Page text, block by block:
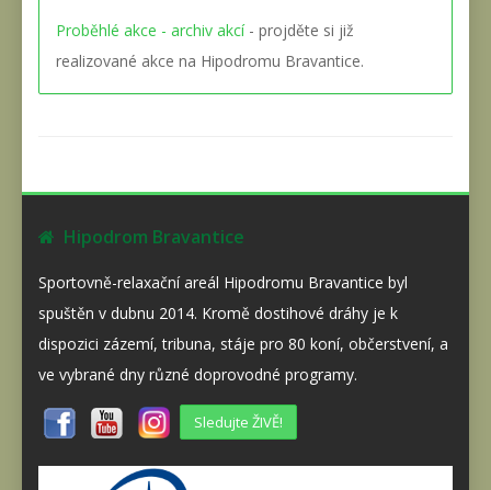
Proběhlé akce - archiv akcí- projděte si již
realizované akce na Hipodromu Bravantice.
Hipodrom Bravantice
Sportovně-relaxační areál Hipodromu Bravantice byl
spuštěn v dubnu 2014. Kromě dostihové dráhy je k
dispozici zázemí, tribuna, stáje pro 80 koní, občerstvení, a
ve vybrané dny různé doprovodné programy.
Sledujte ŽIVĚ!